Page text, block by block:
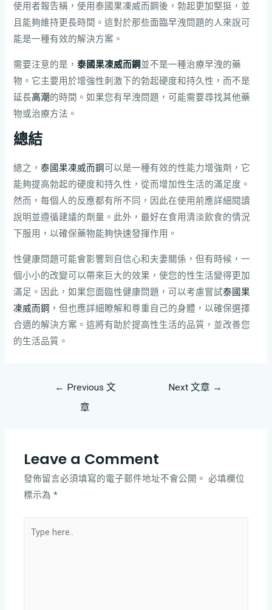
使用者報告稱，使用泰國果凍威而鋼後，勃起更加堅挺，並
且能夠維持更長時間。這對於那些面臨早洩問題的人來說可
能是一種有效的解決方案。
需要注意的是，泰國果凍威而鋼並不是一種治療早洩的藥
物。它主要用於增強性刺激下的勃起硬度和持久性，而不是
延長高潮的時間。如果您有早洩問題，可能需要尋找其他藥
物或治療方法。
總結
總之，泰國果凍威而鋼 可以是一種有效的性能力增強劑，它
能夠提高勃起的硬度和持久性，從而增加性生活的滿足度。
然而，每個人的反應都有所不同，因此在使用前應詳細閱讀
說明並遵循建議的劑量。此外，最好在食用清淡飲食的情況
下服用，以確保藥物能夠快速發揮作用。
性健康問題可能會影響到自信心和夫妻關係，但有時候，一
個小小的改變可以帶來巨大的效果，使您的性生活變得更加
滿足。因此，如果您面臨性健康問題，可以考慮嘗試泰國果
凍威而鋼 ，但也應詳細瞭解和尊重自己的身體，以確保選擇
合適的解決方案。這將有助於提高性生活的品質，並改善您
的生活品質。
← Previous 文
章
Next 文章 →
Leave a Comment
發佈留言必須填寫的電子郵件地址不會公開。 必填欄位
標示為*